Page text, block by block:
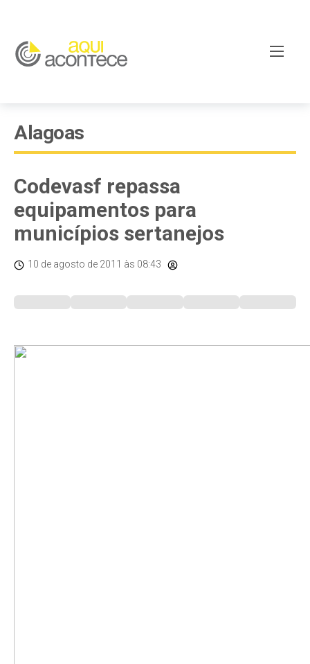
Alagoas
Codevasf repassa
equipamentos para
municípios sertanejos
10 de agosto de 2011 às 08:43